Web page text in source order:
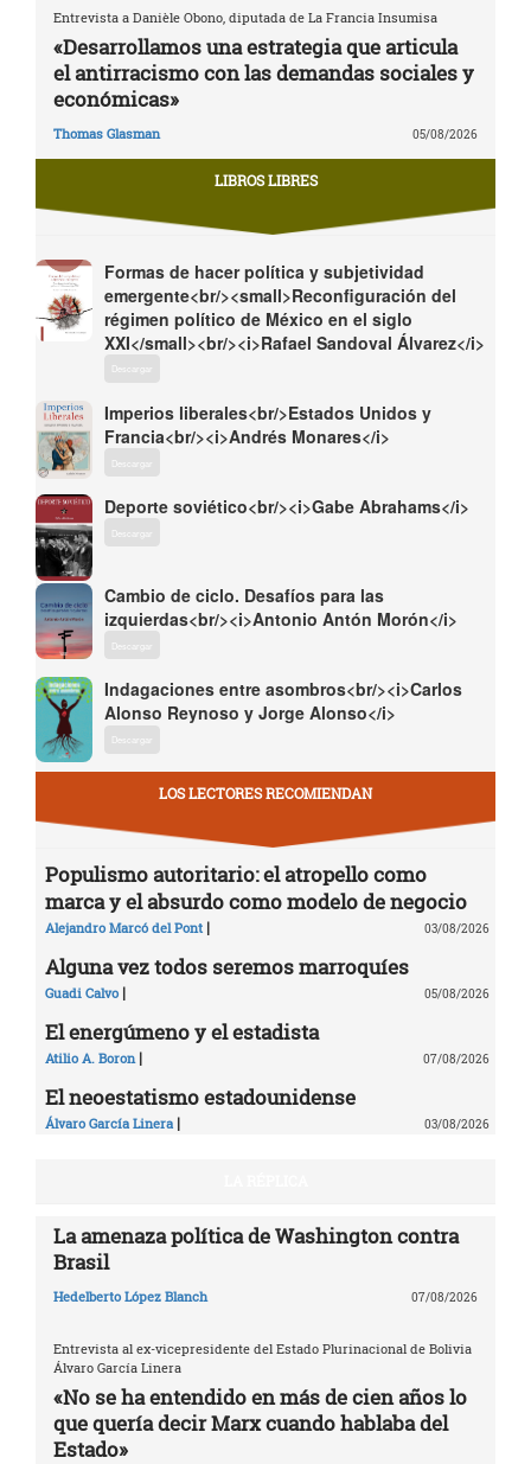
Entrevista a Danièle Obono, diputada de La Francia Insumisa
«Desarrollamos una estrategia que articula
el antirracismo con las demandas sociales y
económicas»
Thomas Glasman 05/08/2026
LIBROS LIBRES
Formas de hacer política y subjetividad
emergente<br/><small>Reconfiguración del
régimen político de México en el siglo
XXI</small><br/><i>Rafael Sandoval Álvarez</i>
Descargar
Imperios liberales<br/>Estados Unidos y
Francia<br/><i>Andrés Monares</i>
Descargar
Deporte soviético<br/><i>Gabe Abrahams</i>
Descargar
Cambio de ciclo. Desafíos para las
izquierdas<br/><i>Antonio Antón Morón</i>
Descargar
Indagaciones entre asombros<br/><i>Carlos
Alonso Reynoso y Jorge Alonso</i>
Descargar
LOS LECTORES RECOMIENDAN
Populismo autoritario: el atropello como
marca y el absurdo como modelo de negocio
Alejandro Marcó del Pont | 03/08/2026
Alguna vez todos seremos marroquíes
Guadi Calvo | 05/08/2026
El energúmeno y el estadista
Atilio A. Boron | 07/08/2026
El neoestatismo estadounidense
Álvaro García Linera | 03/08/2026
La amenaza política de Washington contra
Brasil
Hedelberto López Blanch 07/08/2026
Entrevista al ex-vicepresidente del Estado Plurinacional de Bolivia
Álvaro García Linera
«No se ha entendido en más de cien años lo
que quería decir Marx cuando hablaba del
Estado»